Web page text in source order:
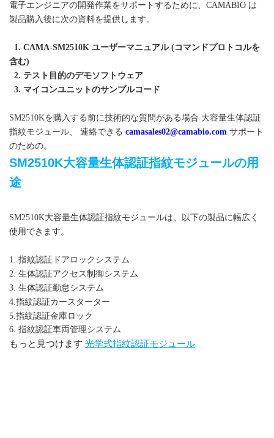
電子エンジニアの開発作業をサポートするために、CAMABIO は
製品購入後に次の資料を提供します。
1. CAMA-SM2510K ユーザーマニュアル (コマンドプロトコルを
含む)
2. テスト目的のデモソフトウェア
3. マイコンユニットのサンプルコード
SM2510Kを購入する前に技術的な質問がある場合 大容量生体認証
指紋モジュール、 連絡できる camasales02@camabio.com サポート
のための。
SM2510K大容量生体認証指紋モジュールの用
途
SM2510K大容量生体認証指紋モジュールは、以下の製品に幅広く
使用できます。
1. 指紋認証ドアロックシステム
2. 生体認証アクセス制御システム
3. 生体認証勤怠システム
4.指紋認証カースターター
5.指紋認証金庫ロック
6. 指紋認証車両管理システム
もっと見つけます 光学式指紋認証モジュール